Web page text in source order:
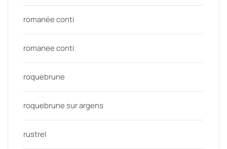
romanée conti
romanee conti
roquebrune
roquebrune sur argens
rustrel